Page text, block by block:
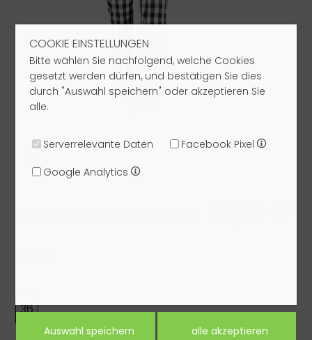
COOKIE EINSTELLUNGEN
Bitte wählen Sie nachfolgend, welche Cookies
gesetzt werden dürfen, und bestätigen Sie dies
durch "Auswahl speichern" oder akzeptieren Sie
alle.
Serverrelevante Daten
Facebook Pixel
Google Analytics
36